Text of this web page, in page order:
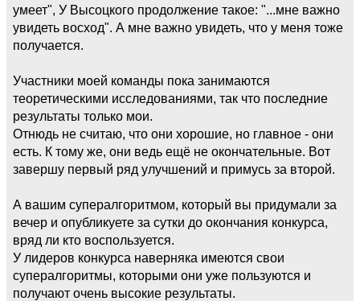
умеет", У Высоцкого продолжение такое: "...мне важно
увидеть восход". А мне важно увидеть, что у меня тоже
получается.
Участники моей команды пока занимаются
теоретическими исследованиями, так что последние
результаты только мои.
Отнюдь не считаю, что они хорошие, но главное - они
есть. К тому же, они ведь ещё не окончательные. Вот
завершу первый ряд улучшений и примусь за второй.
А вашим супералгоритмом, который вы придумали за
вечер и опубликуете за сутки до окончания конкурса,
вряд ли кто воспользуется.
У лидеров конкурса наверняка имеются свои
супералгоритмы, которыми они уже пользуются и
получают очень высокие результаты.